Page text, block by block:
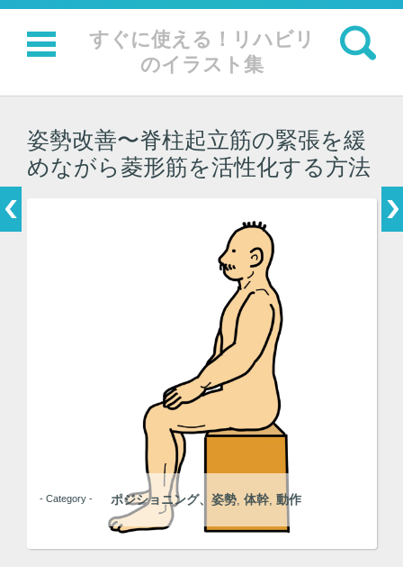
すぐに使える！リハビリ
のイラスト集
検索:
コンテンツに移動
姿勢改善〜脊柱起立筋の緊張を緩
めながら菱形筋を活性化する方法
- Category - ポジショニング、姿勢, 体幹, 動作